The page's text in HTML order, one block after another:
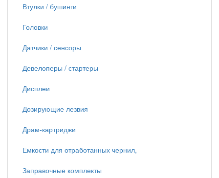
Втулки / бушинги
Головки
Датчики / сенсоры
Девелоперы / стартеры
Дисплеи
Дозирующие лезвия
Драм-картриджи
Емкости для отработанных чернил,
Заправочные комплекты